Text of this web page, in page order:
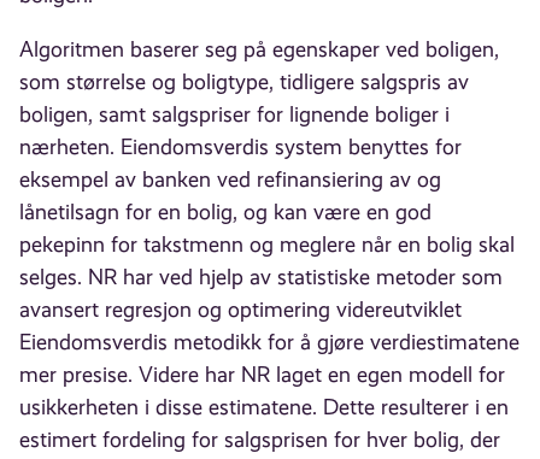
Algoritmen baserer seg på egenskaper ved boligen,
som størrelse og boligtype, tidligere salgspris av
boligen, samt salgspriser for lignende boliger i
nærheten. Eiendomsverdis system benyttes for
eksempel av banken ved refinansiering av og
lånetilsagn for en bolig, og kan være en god
pekepinn for takstmenn og meglere når en bolig skal
selges. NR har ved hjelp av statistiske metoder som
avansert regresjon og optimering videreutviklet
Eiendomsverdis metodikk for å gjøre verdiestimatene
mer presise. Videre har NR laget en egen modell for
usikkerheten i disse estimatene. Dette resulterer i en
estimert fordeling for salgsprisen for hver bolig, der